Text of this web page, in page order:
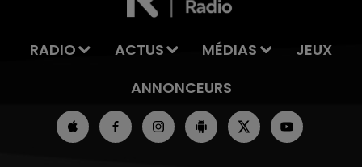
RADIO ACTUS MÉDIAS
JEUX
ANNONCEURS